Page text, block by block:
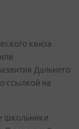
квиза
Дальнего
ссылкой на
школьники